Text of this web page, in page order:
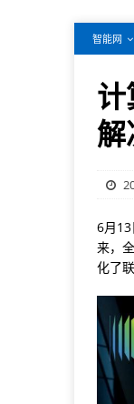
智能网
解
6月
来，
化了